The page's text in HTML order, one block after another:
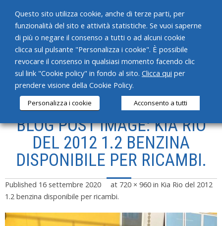
HOME
CHI SIAMO
SERVIZI
PRODOTTI
NEWS
CONTATTI
BLOG POST IMAGE: KIA RIO
DEL 2012 1.2 BENZINA
DISPONIBILE PER RICAMBI.
Published 16 settembre 2020 at 720 × 960 in Kia Rio del 2012
1.2 benzina disponibile per ricambi.
Questo sito utilizza cookie, anche di terze parti, per
funzionalità del sito e attività statistiche. Se vuoi saperne
di più o negare il consenso a tutti o ad alcuni cookie
clicca sul pulsante "Personalizza i cookie". È possibile
revocare il consenso in qualsiasi momento facendo clic
sul link "Cookie policy" in fondo al sito. Clicca qui per
prendere visione della Cookie Policy.
Personalizza i cookie Acconsento a tutti